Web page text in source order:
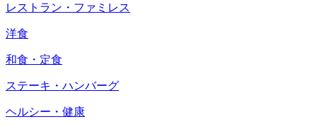
レストラン・ファミレス
洋食
和食・定食
ステーキ・ハンバーグ
ヘルシー・健康